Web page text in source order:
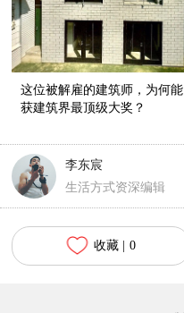
这位被解雇的建筑师，为何能
获建筑界最顶级大奖？
李东宸
生活方式资深编辑
收藏 | 0